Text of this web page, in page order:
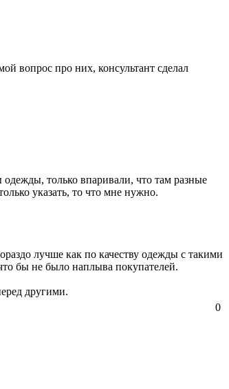
вопрос про них, консультант сделал
только впаривали, что там разные
указать, то что мне нужно.
лучше как по качеству одежды с такими
бы не было наплыва покупателей.
другими.
0